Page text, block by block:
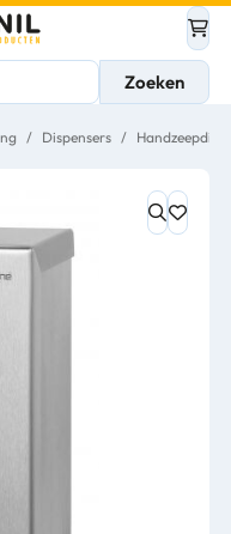
Zoeken
/ Dispensers /